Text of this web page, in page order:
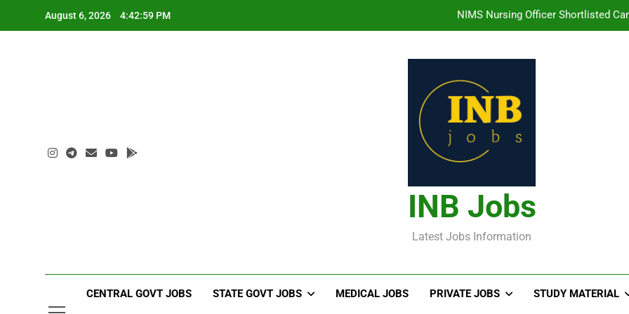
August 6, 2026 4:43:00 PM NIMS Nursing Officer Shortlisted
NIMS Nursing Officer Shortlisted
INB Jobs
Latest Jobs Information
CENTRAL GOVT JOBS STATE GOVT JOBS MEDICAL JOBS PRIVATE JOBS STUDY MATERIAL